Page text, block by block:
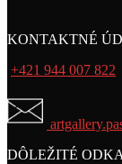
KONTAKTNÉ
+421 944 007 822
DÔLEŽITÉ